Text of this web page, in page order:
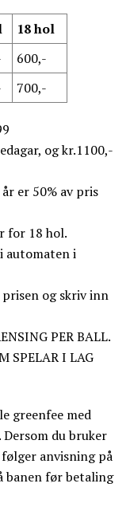
18 hol
600,-
700,-
og kr.1100,-
er 50% av pris
for 18 hol.
automaten i
og skriv inn
PER BALL.
SPELAR I LAG
greenfee med
du bruker
anvisning på
banen før betaling